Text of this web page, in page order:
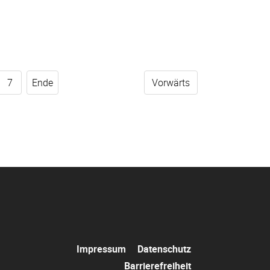
Vorwärts
7 Ende
Impressum
Datenschutz
Barrierefreiheit